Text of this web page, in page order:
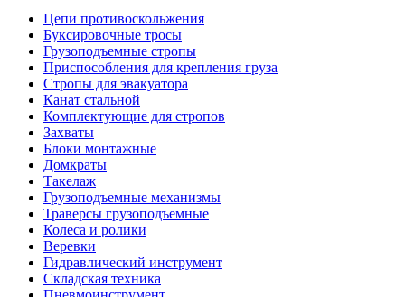
Цепи противоскольжения
Буксировочные тросы
Грузоподъемные стропы
Приспособления для крепления груза
Стропы для эвакуатора
Канат стальной
Комплектующие для стропов
Захваты
Блоки монтажные
Домкраты
Такелаж
Грузоподъемные механизмы
Траверсы грузоподъемные
Колеса и ролики
Веревки
Гидравлический инструмент
Складская техника